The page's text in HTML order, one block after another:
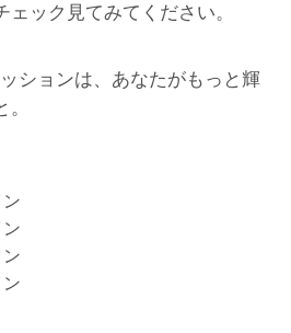
ック見てみてください。
ションは、あなたがもっと輝